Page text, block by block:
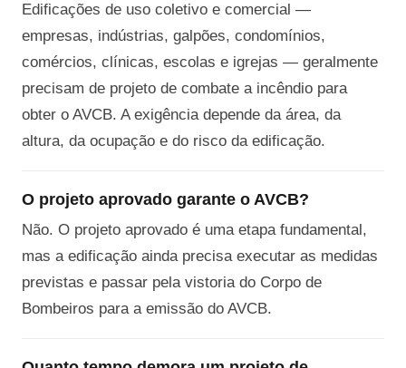
Edificações de uso coletivo e comercial —
empresas, indústrias, galpões, condomínios,
comércios, clínicas, escolas e igrejas — geralmente
precisam de projeto de combate a incêndio para
obter o AVCB. A exigência depende da área, da
altura, da ocupação e do risco da edificação.
O projeto aprovado garante o AVCB?
Não. O projeto aprovado é uma etapa fundamental,
mas a edificação ainda precisa executar as medidas
previstas e passar pela vistoria do Corpo de
Bombeiros para a emissão do AVCB.